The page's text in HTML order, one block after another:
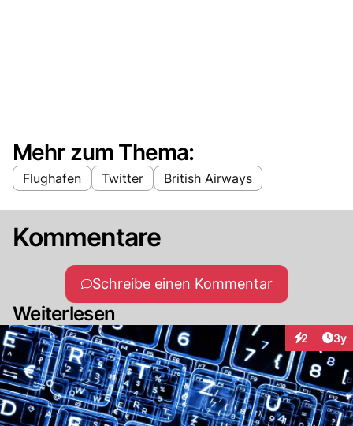
Mehr zum Thema:
Flughafen Twitter British Airways
Kommentare
Schreibe einen Kommentar
Weiterlesen
2 3y